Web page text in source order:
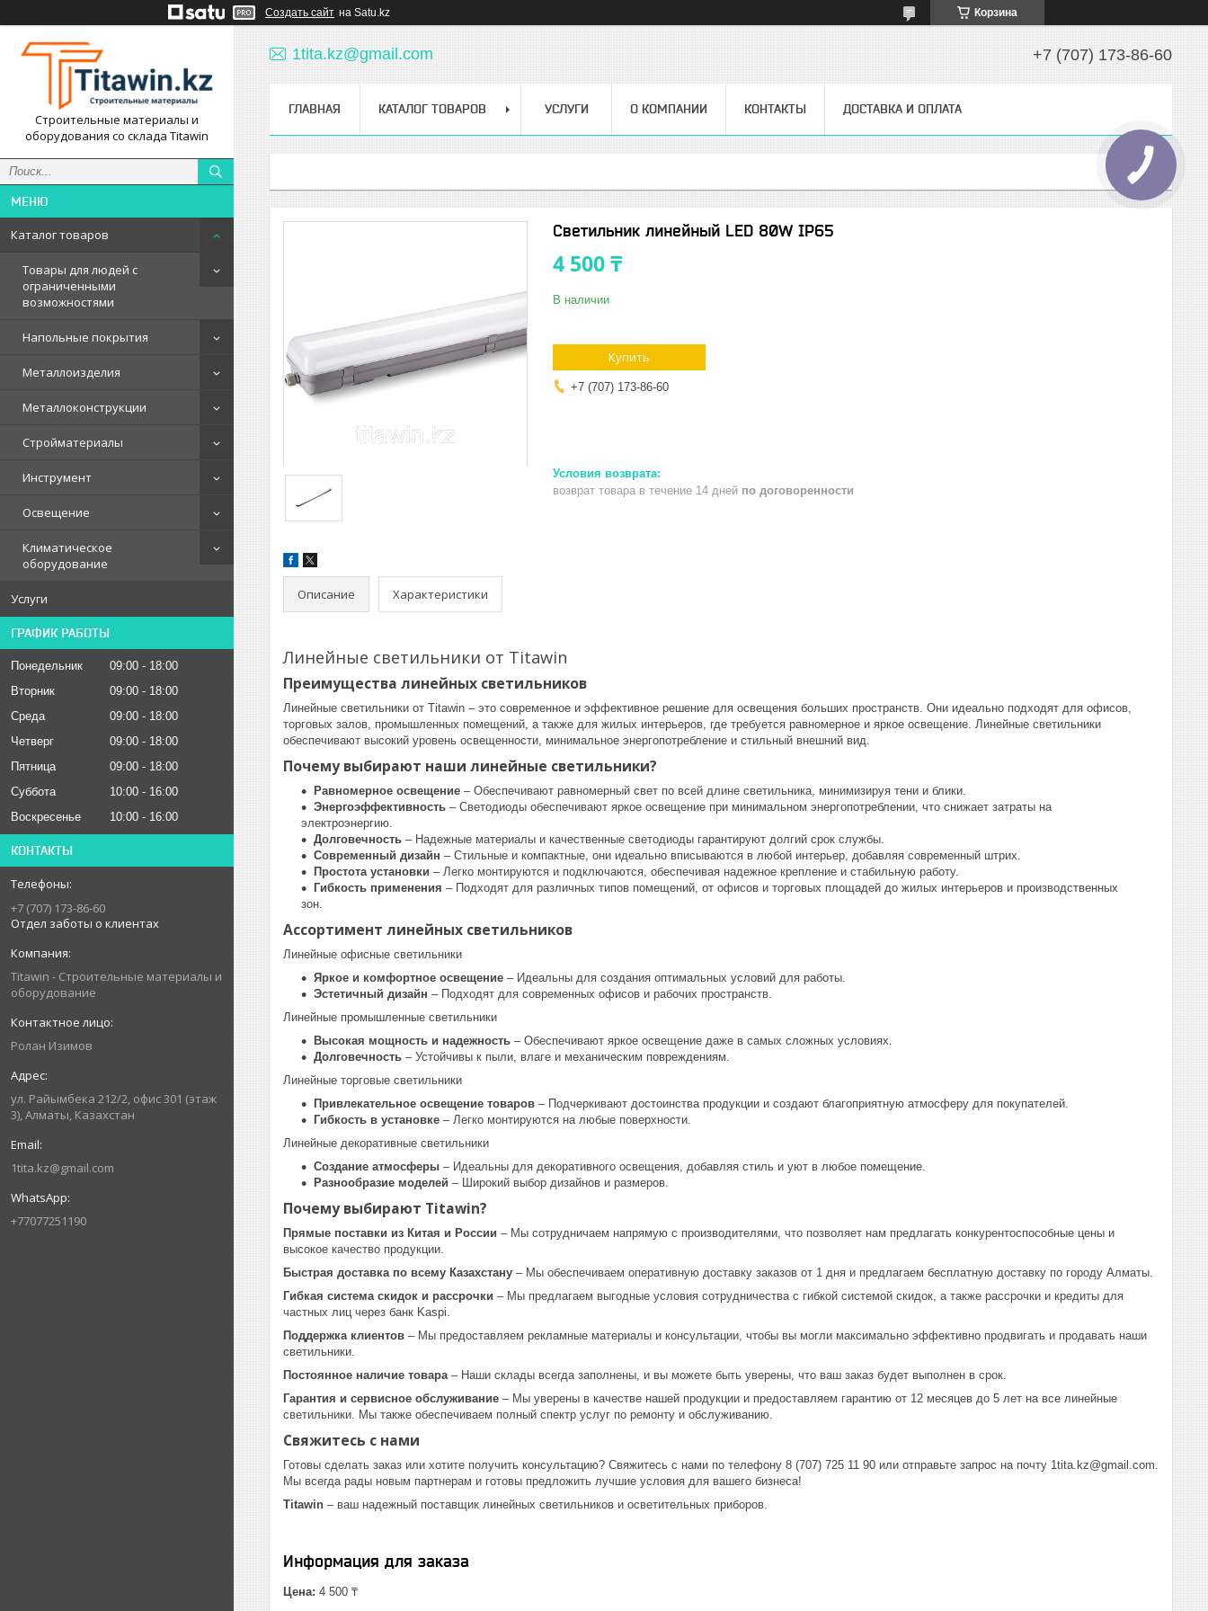
Создать сайт на Satu.kz Корзина
Строительные материалы и
оборудования со склада Titawin
Каталог товаров
Товары для людей с
ограниченными
возможностями
Напольные покрытия
Металлоизделия
Металлоконструкции
Стройматериалы
Инструмент
Освещение
Климатическое
оборудование
Услуги
ГРАФИК РАБОТЫ
Понедельник 09:00
18:00
Вторник
09:00
18:00
Среда
09:00
18:00
Четверг
09:00
18:00
Пятница
09:00
18:00
Суббота
10:00
16:00
Воскресенье
10:00 16:00
КОНТАКТЫ
+7 (707) 173-86-60
Отдел заботы о клиентах
Titawin - Строительные материалы и
оборудование
Ролан Изимов
ул. Райымбека 212/2, офис 301 (этаж
3), Алматы, Казахстан
1tita.kz@gmail.com
+77077251190
1tita.kz@gmail.com +7 (707) 173-86-60
ГЛАВНАЯ КАТАЛОГ ТОВАРОВ УСЛУГИ О КОМПАНИИ КОНТАКТЫ ДОСТАВКА И ОПЛАТА
Светильник линейный LED 80W IP65
4 500 ₸
В наличии
Купить
+7 (707) 173-86-60
возврат товара в течение 14 дней по договоренности
Описание Характеристики
Линейные светильники от Titawin
Преимущества линейных светильников
Линейные светильники от Titawin – это современное и эффективное решение для освещения больших пространств. Они идеально подходят для офисов,
торговых залов, промышленных помещений, а также для жилых интерьеров, где требуется равномерное и яркое освещение. Линейные светильники
обеспечивают высокий уровень освещенности, минимальное энергопотребление и стильный внешний вид.
Почему выбирают наши линейные светильники?
Равномерное освещение – Обеспечивают равномерный свет по всей длине светильника, минимизируя тени и блики.
Энергоэффективность – Светодиоды обеспечивают яркое освещение при минимальном энергопотреблении, что снижает затраты на
электроэнергию.
Долговечность – Надежные материалы и качественные светодиоды гарантируют долгий срок службы.
Современный дизайн – Стильные и компактные, они идеально вписываются в любой интерьер, добавляя современный штрих.
Простота установки – Легко монтируются и подключаются, обеспечивая надежное крепление и стабильную работу.
Гибкость применения – Подходят для различных типов помещений, от офисов и торговых площадей до жилых интерьеров и производственных
зон.
Ассортимент линейных светильников
Линейные офисные светильники
Яркое и комфортное освещение – Идеальны для создания оптимальных условий для работы.
Эстетичный дизайн – Подходят для современных офисов и рабочих пространств.
Линейные промышленные светильники
Высокая мощность и надежность – Обеспечивают яркое освещение даже в самых сложных условиях.
Долговечность – Устойчивы к пыли, влаге и механическим повреждениям.
Линейные торговые светильники
Привлекательное освещение товаров – Подчеркивают достоинства продукции и создают благоприятную атмосферу для покупателей.
Гибкость в установке – Легко монтируются на любые поверхности.
Линейные декоративные светильники
Создание атмосферы – Идеальны для декоративного освещения, добавляя стиль и уют в любое помещение.
Разнообразие моделей – Широкий выбор дизайнов и размеров.
Почему выбирают Titawin?
Прямые поставки из Китая и России – Мы сотрудничаем напрямую с производителями, что позволяет нам предлагать конкурентоспособные цены и
высокое качество продукции.
Быстрая доставка по всему Казахстану – Мы обеспечиваем оперативную доставку заказов от 1 дня и предлагаем бесплатную доставку по городу Алматы.
Гибкая система скидок и рассрочки – Мы предлагаем выгодные условия сотрудничества с гибкой системой скидок, а также рассрочки и кредиты для
частных лиц через банк Kaspi.
Поддержка клиентов – Мы предоставляем рекламные материалы и консультации, чтобы вы могли максимально эффективно продвигать и продавать наши
светильники.
Постоянное наличие товара– Наши склады всегда заполнены, и вы можете быть уверены, что ваш заказ будет выполнен в срок.
Гарантия и сервисное обслуживание – Мы уверены в качестве нашей продукции и предоставляем гарантию от 12 месяцев до 5 лет на все линейные
светильники. Мы также обеспечиваем полный спектр услуг по ремонту и обслуживанию.
Свяжитесь с нами
Готовы сделать заказ или хотите получить консультацию? Свяжитесь с нами по телефону 8 (707) 725 11 90 или отправьте запрос на почту 1tita.kz@gmail.com.
Мы всегда рады новым партнерам и готовы предложить лучшие условия для вашего бизнеса!
Titawin – ваш надежный поставщик линейных светильников и осветительных приборов.
Информация для заказа
Цена: 4 500 ₸